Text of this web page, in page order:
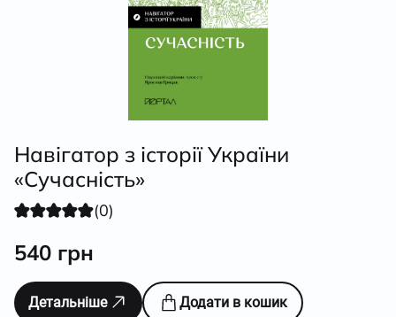
Навігатор з історії України
«Сучасність»
(0)
540 грн
Детальніше Додати в кошик